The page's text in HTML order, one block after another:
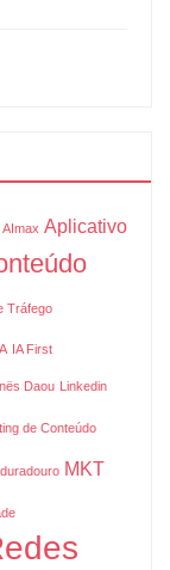
AImax Aplicativo
Tráfego
IA IA First
Inës Daou Linkedin
de Conteúdo
MKT